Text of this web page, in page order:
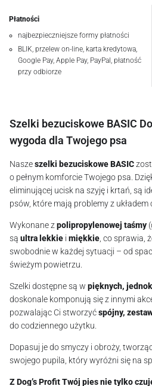
Płatności
najbezpieczniejsze formy płatności
BLIK, przelew on-line, karta kredytowa,
Google Pay, Apple Pay, PayPal, płatność
przy odbiorze
Szelki bezuciskowe BASIC
wygoda dla Twojego psa
Naszeszelki bezuciskowe BASIC
o pełnym komforcie Twojego psa.
eliminującej ucisk na szyję i krtań, są
psów, które mają problemy z układem
Wykonane z polipropylenowej taśmy
są ultra lekkie i miękkie , co sprawia,
swobodnie w każdej sytuacji – od
świeżym powietrzu.
Szelki dostępne są w pięknych,
doskonale komponują się z innymi
pozwalając Ci stworzyćspójny,
do codziennego użytku.
Dopasuj je do smyczy i obroży,
swojego pupila, który wyróżni się na
Z Dog’s Profit Twój pies nie tylko